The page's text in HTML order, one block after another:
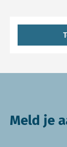
Meld je